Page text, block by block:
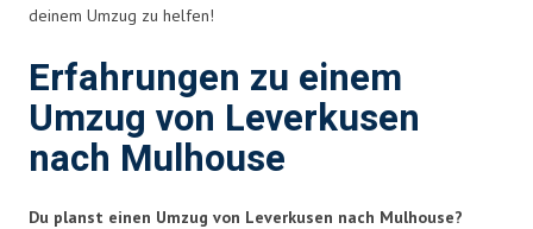
deinem Umzug zu helfen!
Erfahrungen zu einem
Umzug von Leverkusen
nach Mulhouse
Du planst einen Umzug von Leverkusen nach Mulhouse?